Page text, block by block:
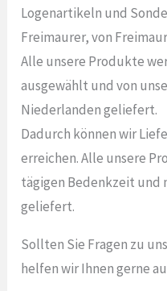
Logenartikeln und
Freimaurer, von
Alle unsere Produkte
ausgewählt und von
Niederlanden geliefert.
Dadurch können wir
erreichen. Alle unsere
tägigen Bedenkzeit und
geliefert.
Sollten Sie Fragen zu
helfen wir Ihnen gerne